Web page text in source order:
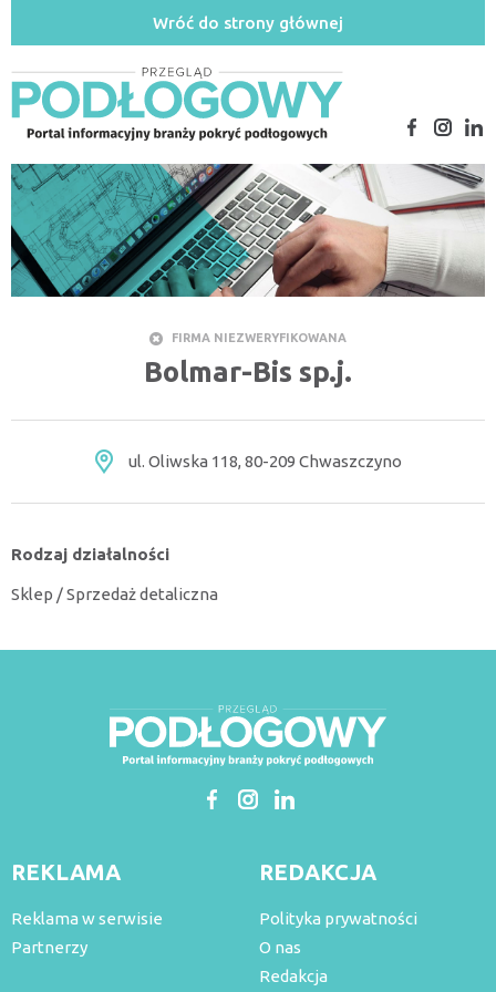
Wróć do strony głównej
FIRMA NIEZWERYFIKOWANA
Bolmar-Bis sp.j.
ul. Oliwska 118, 80-209 Chwaszczyno
Rodzaj działalności
Sklep / Sprzedaż detaliczna
REKLAMA
Reklama w serwisie
Partnerzy
REDAKCJA
Polityka prywatności
O nas
Redakcja